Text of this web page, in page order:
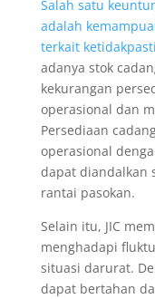
Salah satu
adalah
terkait
adanya stok
kekurangan
operasional dan
Persediaan
operasional
dapat diandalkan
rantai pasokan.
Selain itu, JIC
menghadapi
situasi darurat.
dapat bertahan